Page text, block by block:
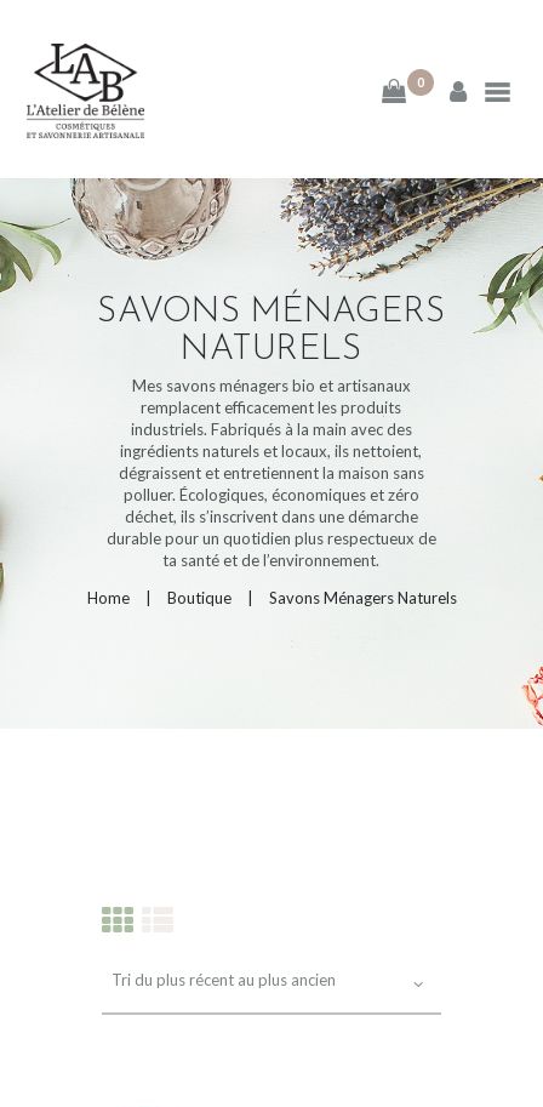
0
SAVONS MÉNAGERS
NATURELS
Mes savons ménagers bio et artisanaux
remplacent efficacement les produits
industriels. Fabriqués à la main avec des
ingrédients naturels et locaux, ils nettoient,
dégraissent et entretiennent la maison sans
polluer. Écologiques, économiques et zéro
déchet, ils s’inscrivent dans une démarche
durable pour un quotidien plus respectueux de
ta santé et de l’environnement.
Home
Boutique Savons Ménagers Naturels
ACCUEIL
MA DÉMARCHE
BLOG
E-BOUTIQUE
PAGES DE LA BOUTIQUE
CATEGORIES